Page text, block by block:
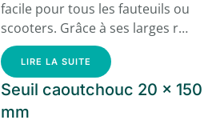
facile pour tous les fauteuils ou
scooters. Grâce à ses larges r…
LIRE LA SUITE
Seuil caoutchouc 20 x 150
mm